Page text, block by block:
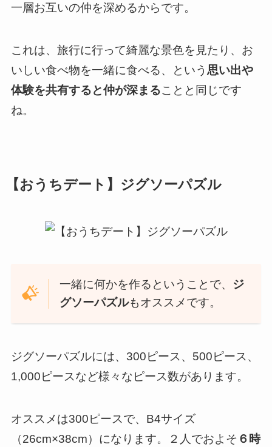
一層お互いの仲を深めるからです。
これは、旅行に行って綺麗な景色を見たり、お
いしい食べ物を一緒に食べる、という 思い出や
体験を共有すると仲が深まることと同じです
ね。
【おうちデート】ジグソーパズル
一緒に何かを作るということで、
ジ
グソーパズルもオススメです。
ジグソーパズルには、300ピース、500ピース、
1,000ピースなど様々なピース数があります。
オススメは300ピースで、B4サイズ
（26cm×38cm）になります。２人でおよそ ６時